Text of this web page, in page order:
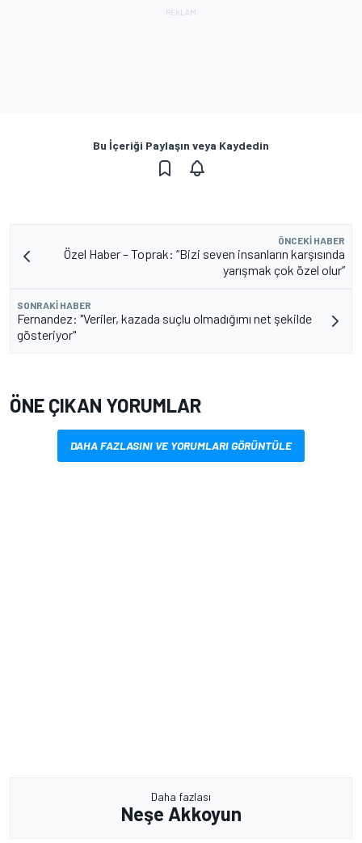
Bu İçeriği Paylaşın veya Kaydedin
ÖNCEKI HABER
Özel Haber – Toprak: “Bizi seven insanların karşısında
yarışmak çok özel olur”
SONRAKI HABER
Fernandez: "Veriler, kazada suçlu olmadığımı net şekilde
gösteriyor"
ÖNE ÇIKAN YORUMLAR
DAHA FAZLASINI VE YORUMLARI GÖRÜNTÜLE
Daha fazlası
Neşe Akkoyun